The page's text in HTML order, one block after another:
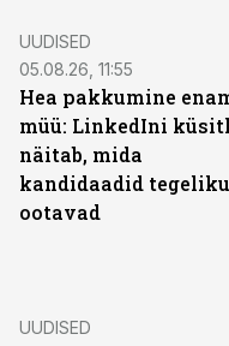
UUDISED
05.08.26, 11:55
Hea pakkumine
müü: LinkedIni
näitab, mida
kandidaadid
ootavad
UUDISED